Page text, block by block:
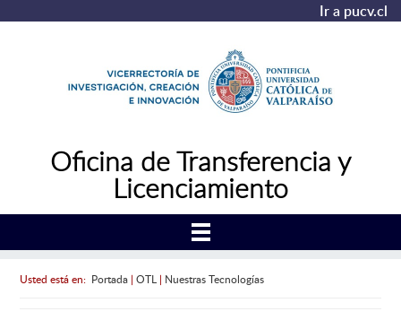
Ir a pucv.cl
Oficina de Transferencia y
Licenciamiento
Usted está en: Portada| OTL | Nuestras Tecnologías